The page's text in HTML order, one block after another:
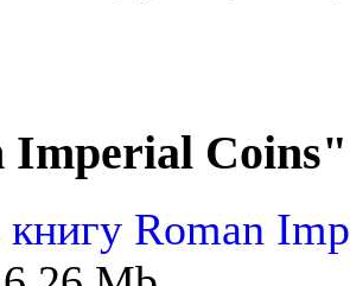
Imperial Coins"